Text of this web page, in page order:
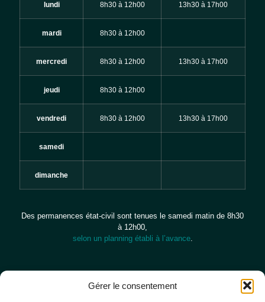
Gérer le consentement
lundi 8h30 à 12h00 13h30 à 17h00
mardi 8h30 à 12h00
mercredi 8h30 à 12h00 13h30 à 17h00
jeudi 8h30 à 12h00
vendredi 8h30 à 12h00 13h30 à 17h00
samedi
dimanche
Des permanences état-civil sont tenues le samedi matin de 8h30
à 12h00,
selon un planning établi à l’avance.
CONTACT